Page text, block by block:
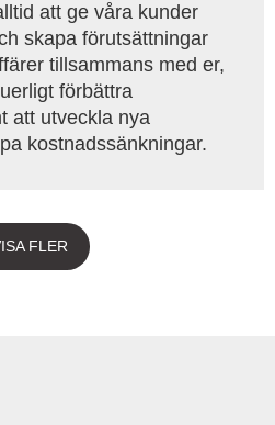
att ge våra kunder
skapa förutsättningar
tillsammans med er,
förbättra
att utveckla nya
kostnadssänkningar.
FLER